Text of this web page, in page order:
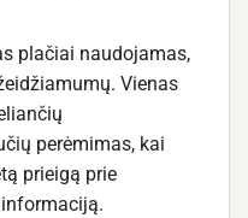
plačiai naudojamas,
Vienas
perėmimas, kai
prieigą prie